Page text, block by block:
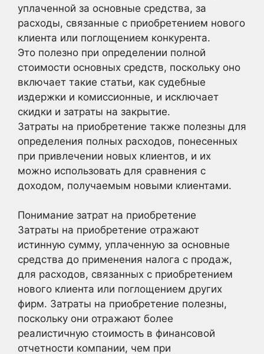
уплаченной за основные средства, за
расходы, связанные с приобретением нового
клиента или поглощением конкурента.
Это полезно при определении полной
стоимости основных средств, поскольку оно
включает такие статьи, как судебные
издержки и комиссионные, и исключает
скидки и затраты на закрытие.
Затраты на приобретение также полезны для
определения полных расходов, понесенных
при привлечении новых клиентов, и их
можно использовать для сравнения с
доходом, получаемым новыми клиентами.
Понимание затрат на приобретение
Затраты на приобретение отражают
истинную сумму, уплаченную за основные
средства до применения налога с продаж,
для расходов, связанных с приобретением
нового клиента или поглощением других
фирм. Затраты на приобретение полезны,
поскольку они отражают более
реалистичную стоимость в финансовой
отчетности компании, чем при